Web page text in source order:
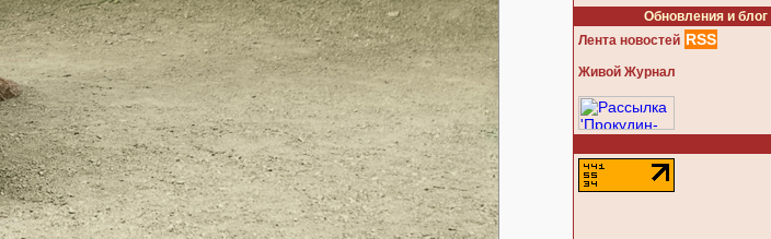
Обновления и блог
Лента новостей RSS
Живой Журнал